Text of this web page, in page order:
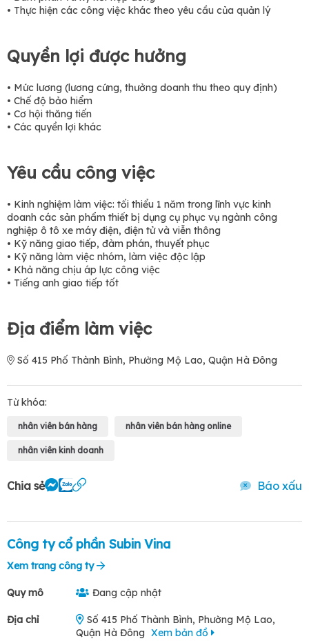
• Thực hiện các công việc khác theo yêu cầu của quản lý
Quyền lợi được hưởng
• Mức lương (lương cứng, thưởng doanh thu theo quy định)
• Chế độ bảo hiểm
• Cơ hội thăng tiến
• Các quyền lợi khác
Yêu cầu công việc
• Kinh nghiệm làm việc: tối thiểu 1 năm trong lĩnh vực kinh
doanh các sản phẩm thiết bị dụng cụ phục vụ ngành công
nghiệp ô tô xe máy điện, điện tử và viễn thông
• Kỹ năng giao tiếp, đàm phán, thuyết phục
• Kỹ năng làm việc nhóm, làm việc độc lập
• Khả năng chịu áp lực công việc
• Tiếng anh giao tiếp tốt
Địa điểm làm việc
Số 415 Phố Thành Bình, Phường Mộ Lao, Quận Hà Đông
Từ khóa:
nhân viên bán hàng nhân viên bán hàng online
nhân viên kinh doanh
Chia sẻ Báo xấu
Công ty cổ phần Subin Vina
Xem trang công ty
Quy mô Đang cập nhật
Địa chỉ
Số 415 Phố Thành Bình, Phường Mộ Lao,
Quận Hà Đông Xem bản đồ